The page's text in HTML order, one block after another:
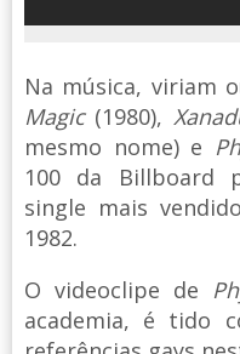
Na música, viriam
Magic(1980),
mesmo nome) e
100 da Billboard
single mais
1982.
O videoclipe de
academia, é tido